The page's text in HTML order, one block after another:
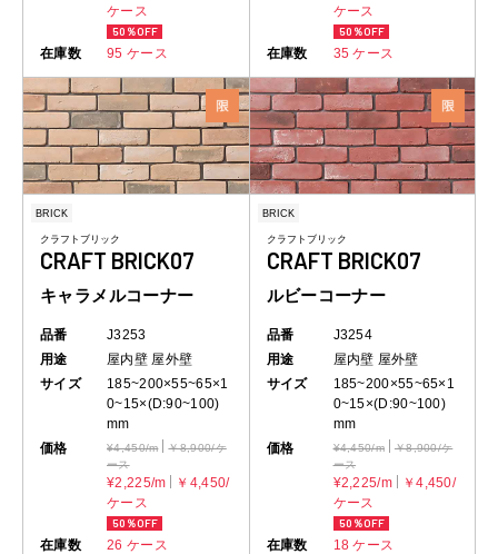
ケース
50％OFF
在庫数 95 ケース
ケース
50％OFF
在庫数 35 ケース
BRICK
クラフトブリック
CRAFT BRICK07
キャラメルコーナー
品番
J3253
用途
屋内壁 屋外壁
サイズ
185~200×55~65×1
0~15×(D:90~100)
mm
価格
¥4,450/m
￥8,900/ケ
ース
¥2,225/m
￥4,450/
ケース
50％OFF
在庫数 26 ケース
BRICK
クラフトブリック
CRAFT BRICK07
ルビーコーナー
品番
J3254
用途
屋内壁 屋外壁
サイズ
185~200×55~65×1
0~15×(D:90~100)
mm
価格
¥4,450/m
￥8,900/ケ
ース
¥2,225/m
￥4,450/
ケース
50％OFF
在庫数 18 ケース